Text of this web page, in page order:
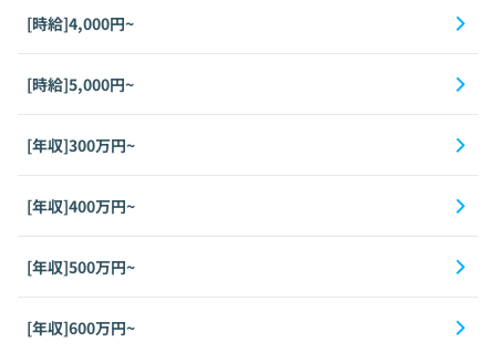
[時給]4,000円~
[時給]5,000円~
[年収]300万円~
[年収]400万円~
[年収]500万円~
[年収]600万円~